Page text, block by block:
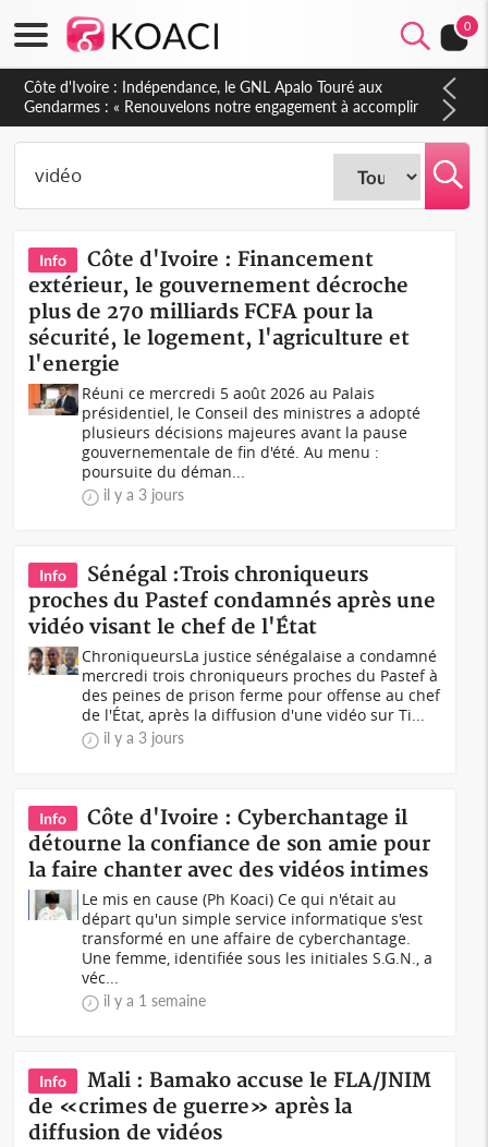
0
Sierra Leone : Un projet de réforme constitutionnelle en
gestation, points clés des amendements, un exclu d'avance
Info
Côte d'Ivoire : Financement
extérieur, le gouvernement décroche
plus de 270 milliards FCFA pour la
sécurité, le logement, l'agriculture et
l'energie
Réuni ce mercredi 5 août 2026 au Palais
présidentiel, le Conseil des ministres a adopté
plusieurs décisions majeures avant la pause
gouvernementale de fin d'été. Au menu :
poursuite du déman...
il y a 3 jours
Info
Sénégal :Trois chroniqueurs
proches du Pastef condamnés après une
vidéo visant le chef de l'État
ChroniqueursLa justice sénégalaise a condamné
mercredi trois chroniqueurs proches du Pastef à
des peines de prison ferme pour offense au chef
de l'État, après la diffusion d'une vidéo sur Ti...
il y a 3 jours
Info
Côte d'Ivoire : Cyberchantage il
détourne la confiance de son amie pour
la faire chanter avec des vidéos intimes
Le mis en cause (Ph Koaci) Ce qui n'était au
départ qu'un simple service informatique s'est
transformé en une affaire de cyberchantage.
Une femme, identifiée sous les initiales S.G.N., a
véc...
il y a 1 semaine
Info
Mali : Bamako accuse le FLA/JNIM
de «crimes de guerre» après la
diffusion de vidéos